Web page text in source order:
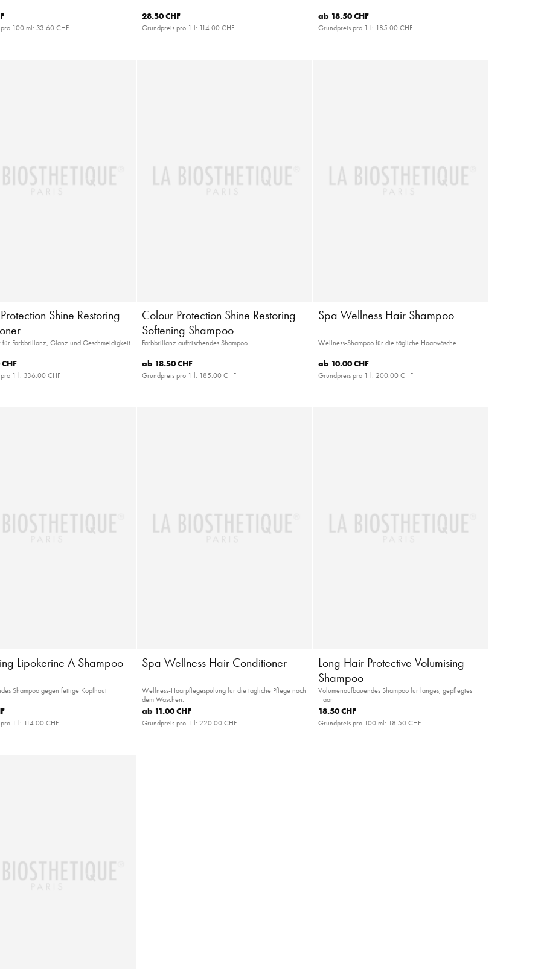
100 ml: 33.60 CHF
28.50 CHF
Grundpreis pro 1 l: 114.00 CHF
ab 18.50 CHF
Grundpreis pro 1 l: 185.00 CHF
Shine Restoring
Farbbrillanz, Glanz und Geschmeidigkeit
1 l: 336.00 CHF
Colour Protection Shine Restoring
Softening Shampoo
Farbbrillanz auffrischendes Shampoo
ab 18.50 CHF
Grundpreis pro 1 l: 185.00 CHF
Spa Wellness Hair Shampoo
Wellness-Shampoo für die tägliche Haarwäsche
ab 10.00 CHF
Grundpreis pro 1 l: 200.00 CHF
Lipokerine A Shampoo
Shampoo gegen fettige Kopfhaut
1 l: 114.00 CHF
Spa Wellness Hair Conditioner
Wellness-Haarpflegespülung für die tägliche Pflege nach
dem Waschen.
ab 11.00 CHF
Grundpreis pro 1 l: 220.00 CHF
Long Hair Protective Volumising
Shampoo
Volumenaufbauendes Shampoo für langes, gepflegtes
Haar
18.50 CHF
Grundpreis pro 100 ml: 18.50 CHF